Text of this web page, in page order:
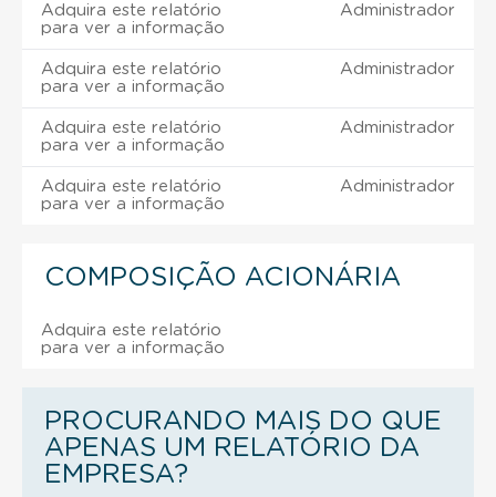
Adquira este relatório
para ver a informação
Administrador
Adquira este relatório
para ver a informação
Administrador
Adquira este relatório
para ver a informação
Administrador
Adquira este relatório
para ver a informação
Administrador
COMPOSIÇÃO ACIONÁRIA
Adquira este relatório
para ver a informação
PROCURANDO MAIS DO QUE
APENAS UM RELATÓRIO DA
EMPRESA?